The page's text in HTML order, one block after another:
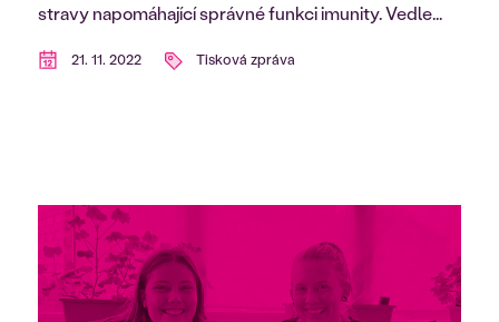
stravy napomáhající správné funkci imunity. Vedle...
21. 11. 2022 Tisková zpráva